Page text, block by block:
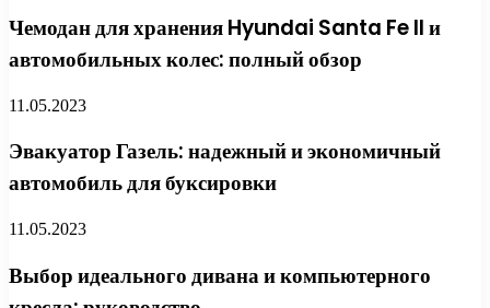
Чемодан для хранения Hyundai Santa Fe II и
автомобильных колес: полный обзор
11.05.2023
Эвакуатор Газель: надежный и экономичный
автомобиль для буксировки
11.05.2023
Выбор идеального дивана и компьютерного